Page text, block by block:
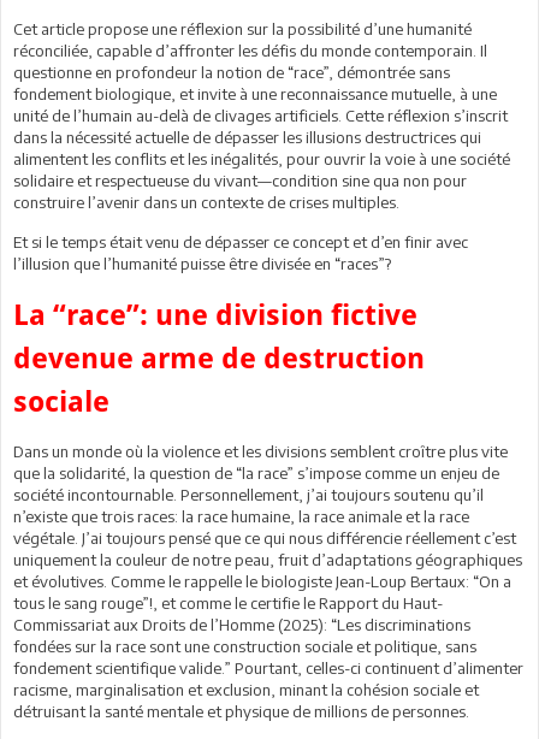
Cet article propose une réflexion sur la possibilité d’une humanité
réconciliée, capable d’affronter les défis du monde contemporain. Il
questionne en profondeur la notion de “race”, démontrée sans
fondement biologique, et invite à une reconnaissance mutuelle, à une
unité de l’humain au-delà de clivages artificiels. Cette réflexion s’inscrit
dans la nécessité actuelle de dépasser les illusions destructrices qui
alimentent les conflits et les inégalités, pour ouvrir la voie à une société
solidaire et respectueuse du vivant—condition sine qua non pour
construire l’avenir dans un contexte de crises multiples.
Et si le temps était venu de dépasser ce concept et d’en finir avec
l’illusion que l’humanité puisse être divisée en “races”?
La “race”: une division fictive
devenue arme de destruction
sociale
Dans un monde où la violence et les divisions semblent croître plus vite
que la solidarité, la question de “la race” s’impose comme un enjeu de
société incontournable. Personnellement, j’ai toujours soutenu qu’il
n’existe que trois races: la race humaine, la race animale et la race
végétale. J’ai toujours pensé que ce qui nous différencie réellement c’est
uniquement la couleur de notre peau, fruit d’adaptations géographiques
et évolutives. Comme le rappelle le biologiste Jean-Loup Bertaux: “On a
tous le sang rouge”!, et comme le certifie le Rapport du Haut-
Commissariat aux Droits de l’Homme (2025): “Les discriminations
fondées sur la race sont une construction sociale et politique, sans
fondement scientifique valide.” Pourtant, celles-ci continuent d’alimenter
racisme, marginalisation et exclusion, minant la cohésion sociale et
détruisant la santé mentale et physique de millions de personnes.